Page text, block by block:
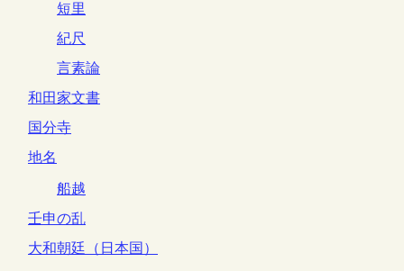
短里
紀尺
言素論
和田家文書
国分寺
地名
船越
壬申の乱
大和朝廷（日本国）